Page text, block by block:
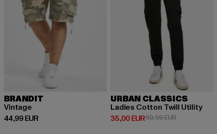
BRANDIT
Vintage
44,99 EUR
Derzeitiger Preis: 44,99 EUR
URBAN CLASSICS
Ladies Cotton Twill Utility
35,00 EUR
Derzeitiger Preis: 35,00 EUR
69,99 EURAktionspreis: